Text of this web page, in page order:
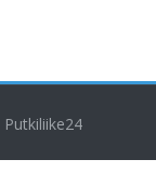
Putkiliike24